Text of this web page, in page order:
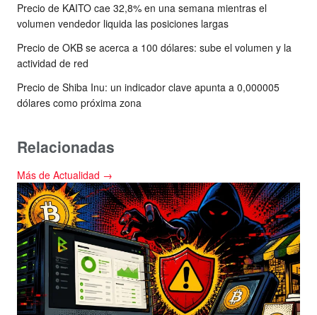
Precio de KAITO cae 32,8% en una semana mientras el
volumen vendedor liquida las posiciones largas
Precio de OKB se acerca a 100 dólares: sube el volumen y la
actividad de red
Precio de Shiba Inu: un indicador clave apunta a 0,000005
dólares como próxima zona
Relacionadas
Más de Actualidad →